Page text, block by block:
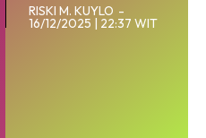
RISKI M. KUYLO -
16/12/2025 | 22:37 WIT